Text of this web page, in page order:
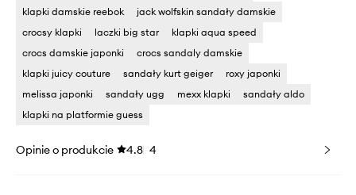
klapki damskie reebok
jack wolfskin sandały damskie
crocsy klapki
laczki big star
klapki aqua speed
crocs damskie japonki
crocs sandaly damskie
klapki juicy couture
sandały kurt geiger
roxy japonki
melissa japonki
sandały ugg mexx klapki
sandały aldo
klapki na platformie guess
Opinie o produkcie 4.8 4